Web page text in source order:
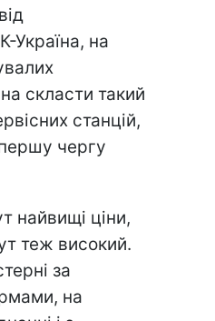
Україна, на
скласти такий
станцій,
чергу
найвищі ціни,
теж високий.
за
на